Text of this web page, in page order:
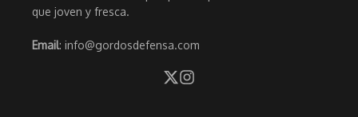
que joven y fresca.
Email: info@gordosdefensa.com